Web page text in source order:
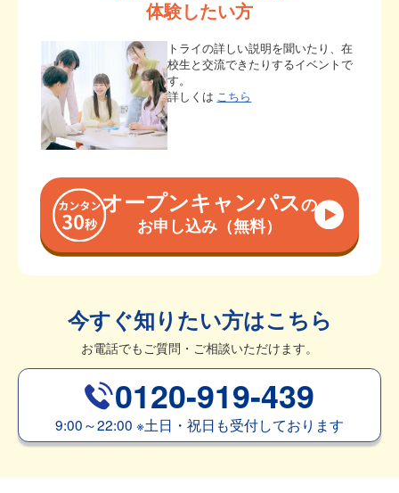
体験したい方
トライの詳しい説明を聞いたり、在
校生と交流できたりするイベントで
す。
詳しくは こちら
オープンキャンパスの
お申し込み（無料）
今すぐ知りたい方はこちら
お電話でもご質問・ご相談いただけます。
0120-919-439
9:00～22:00 ※土日・祝日も受付しております